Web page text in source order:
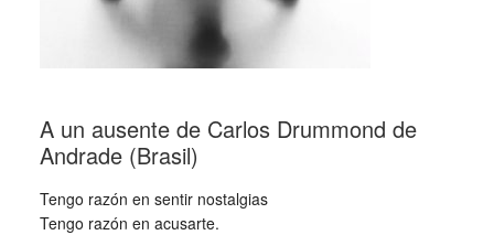
A un ausente de Carlos Drummond de
Andrade (Brasil)
Tengo razón en sentir nostalgias
Tengo razón en acusarte.